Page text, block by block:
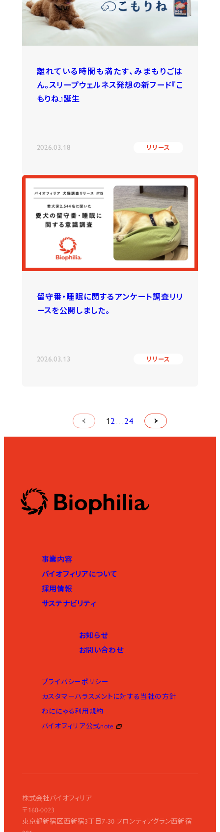
離れている時間も満たす、みまもりごは
ん。スリープウェルネス発想の新フード『こ
もりね』誕生
2026.03.18 リリース
留守番・睡眠に関するアンケート調査リリ
ースを公開しました。
2026.03.13 リリース
1 2 … 24
事業内容
バイオフィリアについて
採用情報
サステナビリティ
お知らせ
お問い合わせ
プライバシーポリシー
カスタマーハラスメントに対する当社の方針
わににゃる利用規約
バイオフィリア公式note
株式会社バイオフィリア
〒160-0023
東京都新宿区西新宿3丁目7-30 フロンティアグラン西新宿